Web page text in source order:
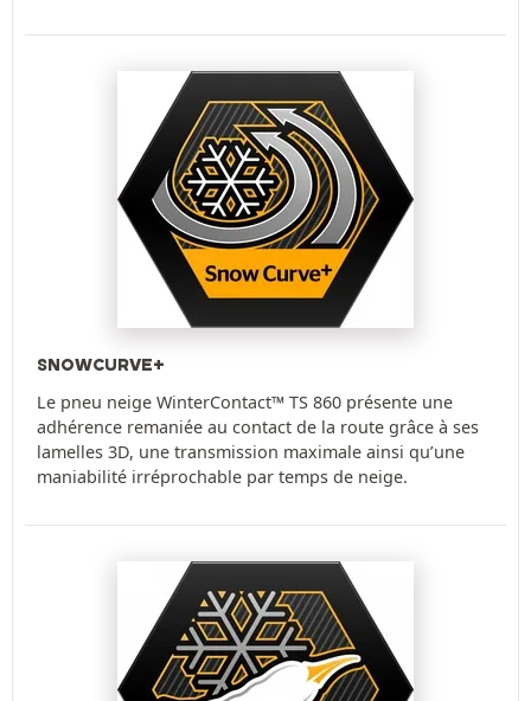
SNOWCURVE+
Le pneu neige WinterContact™ TS 860 présente une
adhérence remaniée au contact de la route grâce à ses
lamelles 3D, une transmission maximale ainsi qu’une
maniabilité irréprochable par temps de neige.